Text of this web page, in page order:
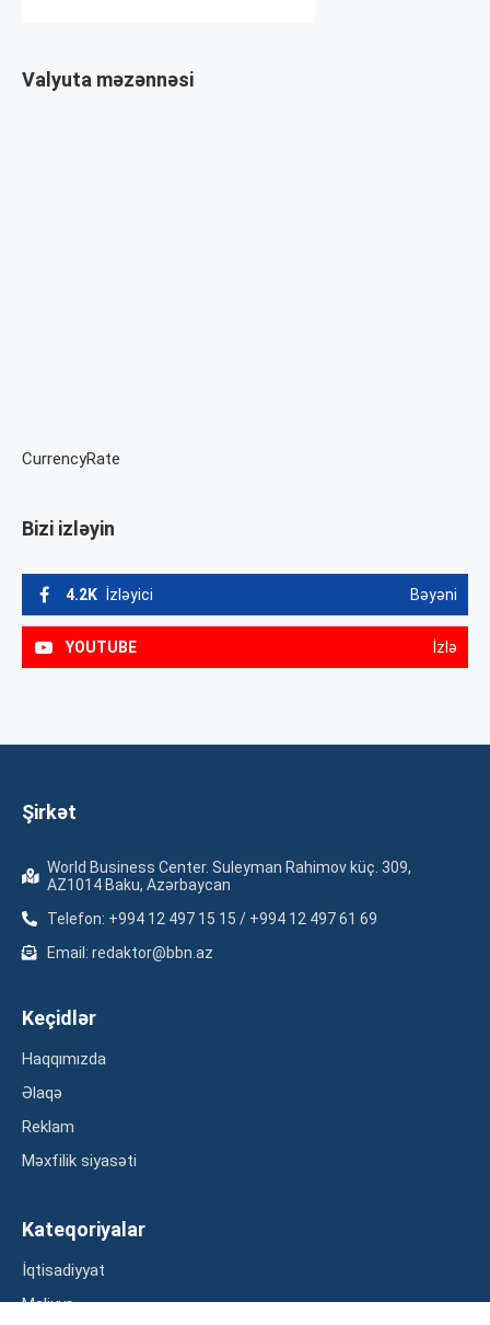
Valyuta məzənnəsi
CurrencyRate
Bizi izləyin
4.2K İzləyici Bəyəni
YOUTUBE İzlə
Şirkət
World Business Center. Suleyman Rahimov küç. 309,
AZ1014 Baku, Azərbaycan
Telefon: +994 12 497 15 15 / +994 12 497 61 69
Email: redaktor@bbn.az
Keçidlər
Haqqımızda
Əlaqə
Reklam
Məxfilik siyasəti
Kateqoriyalar
İqtisadiyyat
Maliyyə